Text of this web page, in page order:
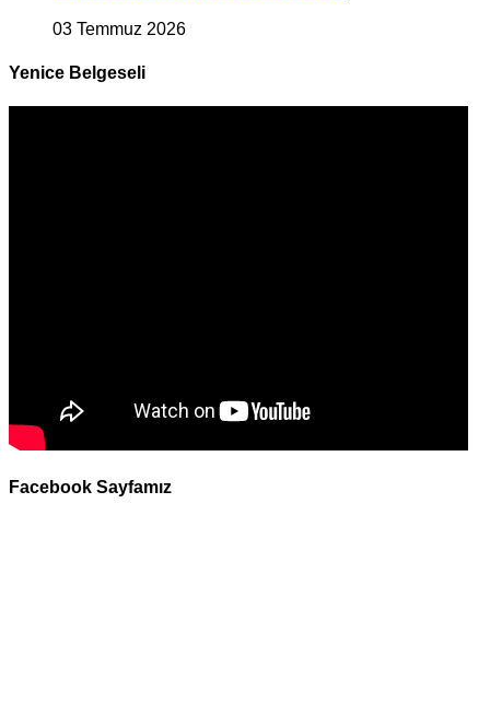
03 Temmuz 2026
Yenice Belgeseli
Facebook Sayfamız